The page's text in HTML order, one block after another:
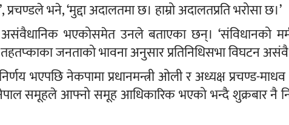
प्रचण्डले भने, ‘मुद्दा अदालतमा छ। हाम्रो अदालतप्रति भरोसा छ।’
भएकोसमेत उनले बताएका छन्। ‘संविधानको
जनताको भावना अनुसार प्रतिनिधिसभा विघटन
भएपछि नेकपामा प्रधानमन्त्री ओली र अध्यक्ष प्रचण्ड-
समूहले आफ्नो समूह आधिकारिक भएको भन्दै शुक्रबार नै